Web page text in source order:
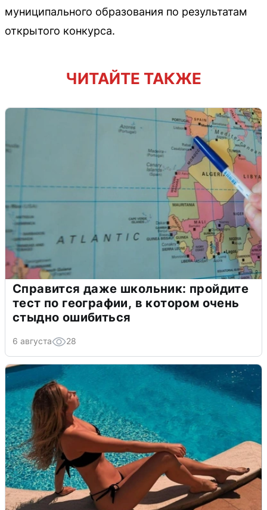
муниципального образования по результатам
открытого конкурса.
ЧИТАЙТЕ ТАКЖЕ
Справится даже школьник: пройдите
тест по географии, в котором очень
стыдно ошибиться
6 августа 28